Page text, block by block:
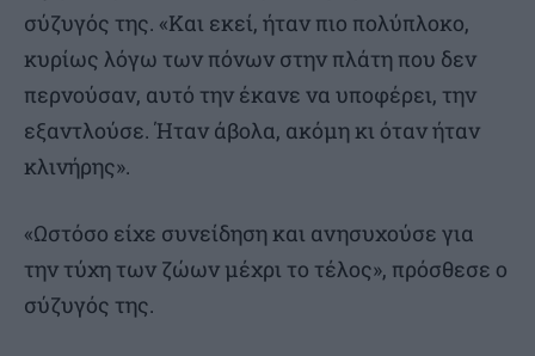
σύζυγός της. «Και εκεί, ήταν πιο πολύπλοκο,
κυρίως λόγω των πόνων στην πλάτη που δεν
περνούσαν, αυτό την έκανε να υποφέρει, την
εξαντλούσε. Ήταν άβολα, ακόμη κι όταν ήταν
κλινήρης».
«Ωστόσο είχε συνείδηση και ανησυχούσε για
την τύχη των ζώων μέχρι το τέλος», πρόσθεσε ο
σύζυγός της.